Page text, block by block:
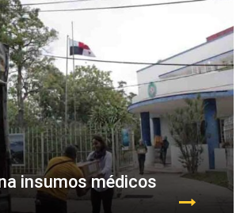
insumos médicos